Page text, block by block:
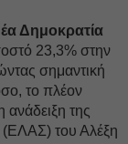
Δημοκρατία
23,3% στην
σημαντική
το πλέον
ανάδειξη της
(ΕΛΑΣ) του Αλέξη